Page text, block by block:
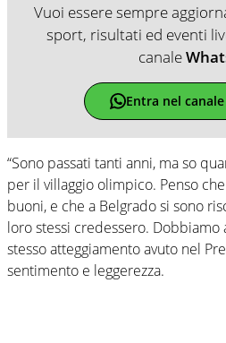
Vuoi essere sempre
sport, risultati ed eventi
canale
Entra nel
“Sono passati tanti anni, ma so
per il villaggio olimpico. Penso
buoni, e che a Belgrado si sono
loro stessi credessero. Dobbiamo
stesso atteggiamento avuto nel
sentimento e leggerezza.